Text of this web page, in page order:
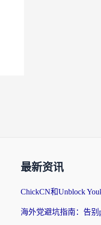
最新资讯